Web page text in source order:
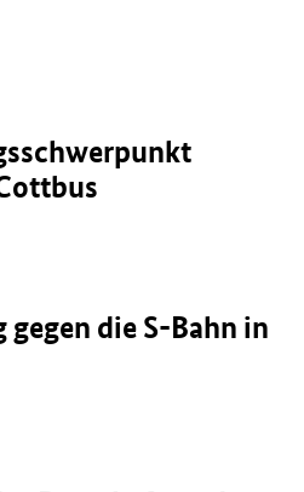
die S-Bahn in